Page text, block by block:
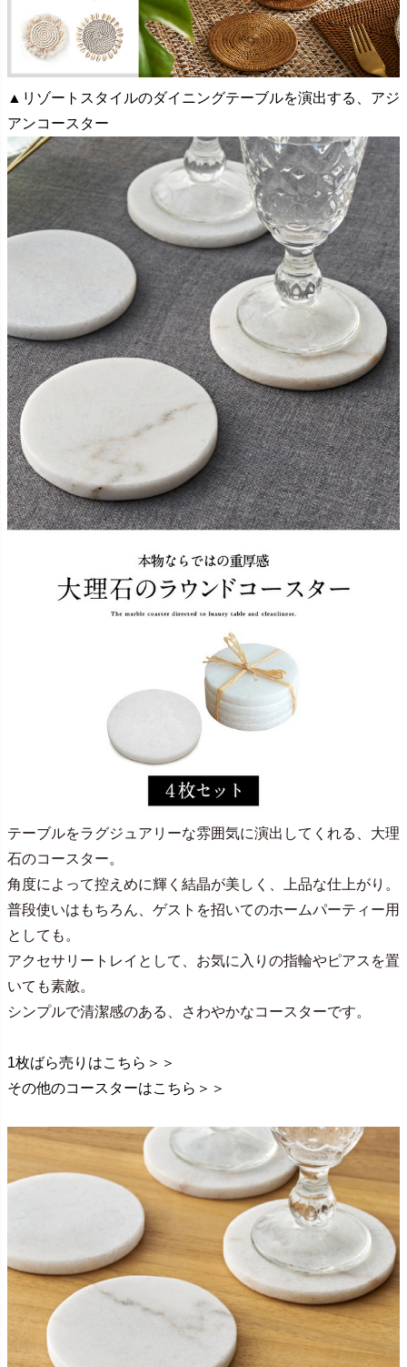
▲リゾートスタイルのダイニングテーブルを演出する、アジ
アンコースター
テーブルをラグジュアリーな雰囲気に演出してくれる、大理
石のコースター。
角度によって控えめに輝く結晶が美しく、上品な仕上がり。
普段使いはもちろん、ゲストを招いてのホームパーティー用
としても。
アクセサリートレイとして、お気に入りの指輪やピアスを置
いても素敵。
シンプルで清潔感のある、さわやかなコースターです。
1枚ばら売りはこちら＞＞
その他のコースターはこちら＞＞